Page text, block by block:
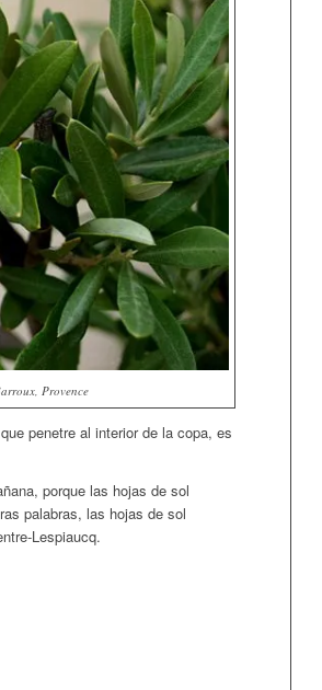
Provence
penetre al interior de la copa, es
porque las hojas de sol
palabras, las hojas de sol
Lespiaucq.